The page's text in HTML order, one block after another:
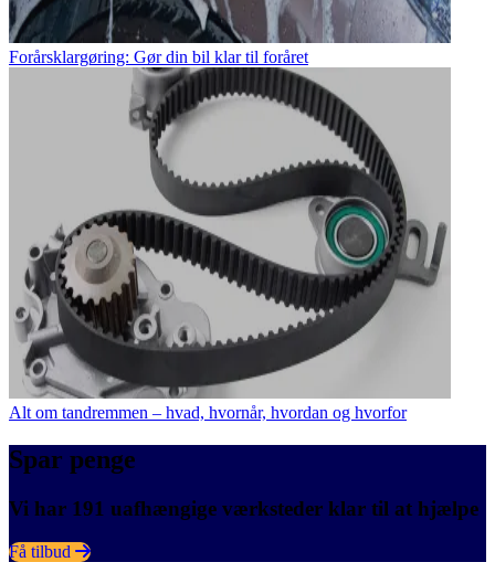
Forårsklargøring: Gør din bil klar til foråret
Alt om tandremmen – hvad, hvornår, hvordan og hvorfor
Spar penge
Vi har 191 uafhængige værksteder klar til at hjælpe
Få tilbud